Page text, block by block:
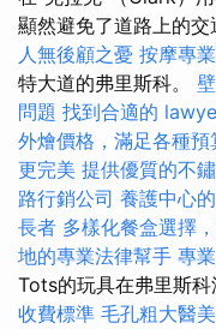
顯然避免了道路上的交
人無後顧之憂 按摩專
特大道的弗里斯科。
問題 找到合適的
外燴價格，滿足各種預
更完美 提供優質的不
路行銷公司 養護中心
長者 多樣化餐盒選擇
地的專業法律幫手 專
Tots的玩具在弗里斯
收費標準 毛孔粗大醫